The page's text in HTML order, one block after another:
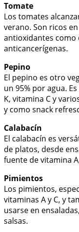
Tomate
Los tomates
verano. Son ricos
antioxidantes como
anticancerígenas.
Pepino
El pepino es otro
un 95% por agua.
K, vitamina C y
y como snack
Calabacín
El calabacín es
de platos, desde
fuente de vitamina
Pimientos
Los pimientos,
vitaminas A y C, y
usarse en
salsas.